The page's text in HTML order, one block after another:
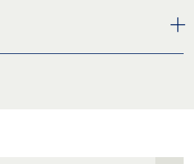
DOOR CLOSER